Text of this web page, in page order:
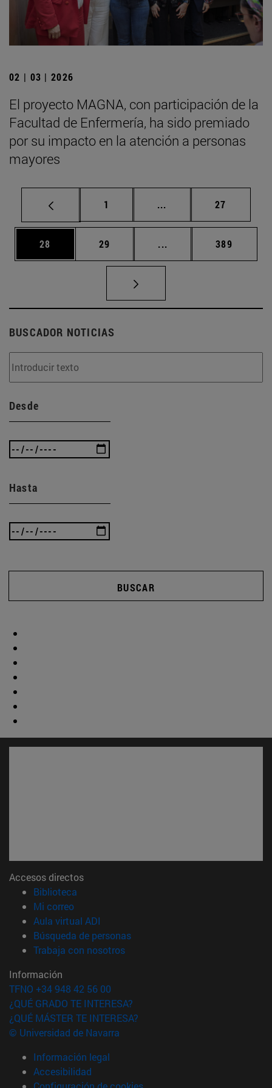
02 | 03 | 2026
El proyecto MAGNA, con participación de la
Facultad de Enfermería, ha sido premiado
por su impacto en la atención a personas
mayores
Página
1 ... Páginas intermedias
Página
27
Página
28 Página
29 ... Páginas intermedias
Página
389
BUSCADOR NOTICIAS
Desde
Hasta
BUSCAR
Accesos directos
Biblioteca
Mi correo(abre en nueva ventana)
Aula virtual ADI
Búsqueda de personas(abre en nueva ventana)
Trabaja con nosotros(abre en nueva ventana)
Información
TFNO +34 948 42 56 00
¿QUÉ GRADO TE INTERESA?
¿QUÉ MÁSTER TE INTERESA?
© Universidad de Navarra
Información legal
Accesibilidad